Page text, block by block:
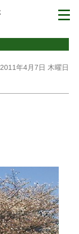
2011年4月7日 木曜日